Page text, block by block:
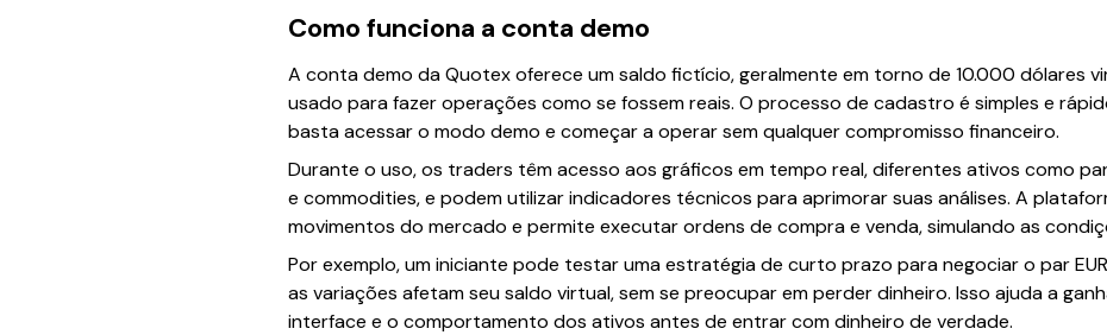
Como funciona a conta demo
A conta demo da Quotex oferece um saldo fictício, geralmente em torno de 10.000 dólares
usado para fazer operações como se fossem reais. O processo de cadastro é simples e
basta acessar o modo demo e começar a operar sem qualquer compromisso financeiro.
Durante o uso, os traders têm acesso aos gráficos em tempo real, diferentes ativos como
e commodities, e podem utilizar indicadores técnicos para aprimorar suas análises. A
movimentos do mercado e permite executar ordens de compra e venda, simulando as
Por exemplo, um iniciante pode testar uma estratégia de curto prazo para negociar o par
as variações afetam seu saldo virtual, sem se preocupar em perder dinheiro. Isso ajuda a
interface e o comportamento dos ativos antes de entrar com dinheiro de verdade.